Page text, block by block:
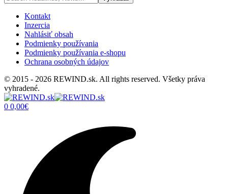
Kontakt
Inzercia
Nahlásiť obsah
Podmienky používania
Podmienky používania e-shopu
Ochrana osobných údajov
© 2015 - 2026 REWIND.sk. All rights reserved. Všetky práva
vyhradené.
0 0,00€